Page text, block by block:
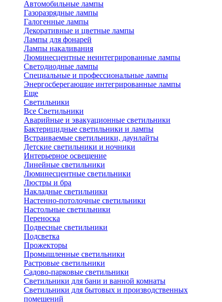
Автомобильные лампы
Газоразрядные лампы
Галогенные лампы
Декоративные и цветные лампы
Лампы для фонарей
Лампы накаливания
Люминесцентные неинтегрированные лампы
Светодиодные лампы
Специальные и профессиональные лампы
Энергосберегающие интегрированные лампы
Еще
Светильники
Все Светильники
Аварийные и эвакуационные светильники
Бактерицидные светильники и лампы
Встраиваемые светильники, даунлайты
Детские светильники и ночники
Интерьерное освещение
Линейные светильники
Люминесцентные светильники
Люстры и бра
Накладные светильники
Настенно-потолочные светильники
Настольные светильники
Переноска
Подвесные светильники
Подсветка
Прожекторы
Промышленные светильники
Растровые светильники
Садово-парковые светильники
Светильники для бани и ванной комнаты
Светильники для бытовых и производственных
помещений